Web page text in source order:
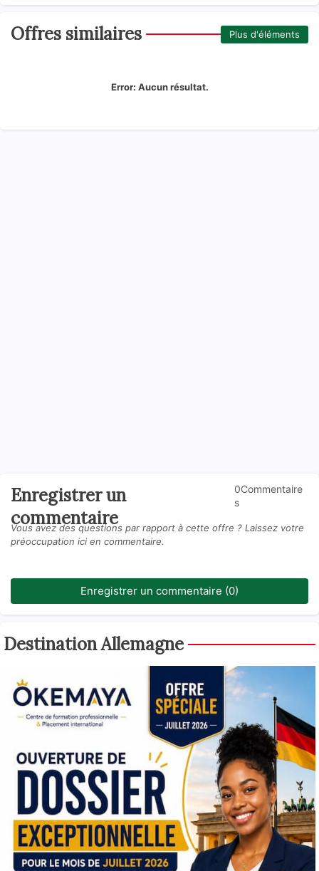
Offres similaires Plus d'éléments
Error: Aucun résultat.
Enregistrer un
commentaire
0Commentaire
s
Vous avez des questions par rapport à cette offre ? Laissez votre
préoccupation ici en commentaire.
Enregistrer un commentaire (0)
Destination Allemagne